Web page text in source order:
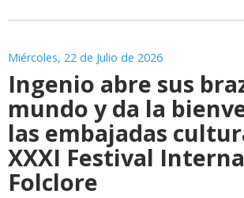
Miércoles, 22 de Julio de 2026
Ingenio abre sus
mundo y da la
las embajadas
XXXI Festival
Folclore